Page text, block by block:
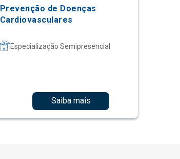
Prevenção de Doenças
Cardiovasculares
Especialização Semipresencial
Saiba mais